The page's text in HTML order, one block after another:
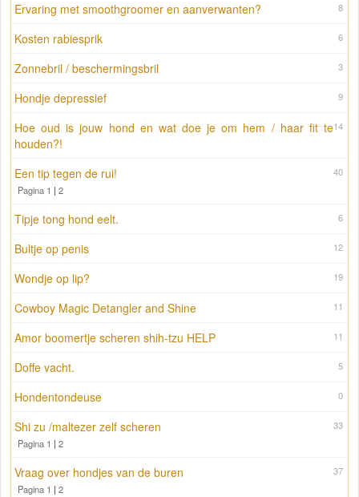
8
Ervaring met smoothgroomer en aanverwanten?
6
Kosten rabiesprik
3
Zonnebril / beschermingsbril
9
Hondje depressief
14
Hoe oud is jouw hond en wat doe je om hem / haar fit te
houden?!
40
Een tip tegen de rui!
Pagina 1 | 2
6
Tipje tong hond eelt.
12
Bultje op penis
19
Wondje op lip?
11
Cowboy Magic Detangler and Shine
11
Amor boomertje scheren shih-tzu HELP
5
Doffe vacht.
0
Hondentondeuse
33
Shi zu /maltezer zelf scheren
Pagina 1 | 2
37
Vraag over hondjes van de buren
Pagina 1 | 2